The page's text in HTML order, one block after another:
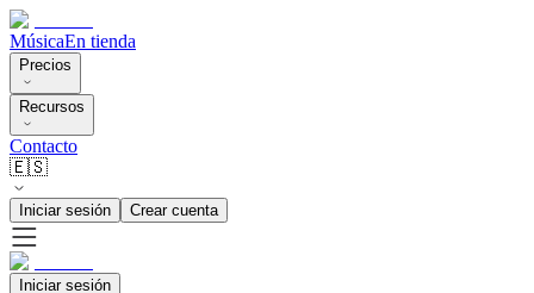
MúsicaEn tienda
Precios
Recursos
Contacto
🇪🇸
Iniciar sesión Crear cuenta
Iniciar sesión